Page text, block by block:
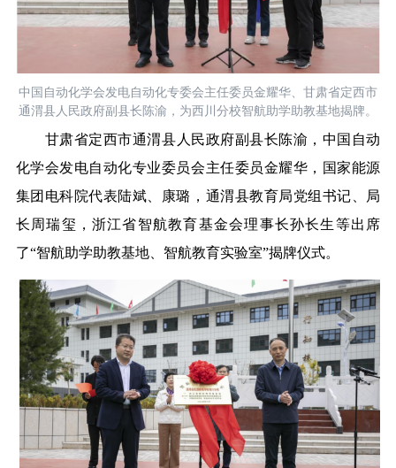
中国自动化学会发电自动化专委会主任委员金耀华、甘肃省定西市
通渭县人民政府副县长陈渝，为西川分校智航助学助教基地揭牌。
甘肃省定西市通渭县人民政府副县长陈渝，中国自动
化学会发电自动化专业委员会主任委员金耀华，国家能源
集团电科院代表陆斌、康璐，通渭县教育局党组书记、局
长周瑞玺，浙江省智航教育基金会理事长孙长生等出席
了“智航助学助教基地、智航教育实验室”揭牌仪式。